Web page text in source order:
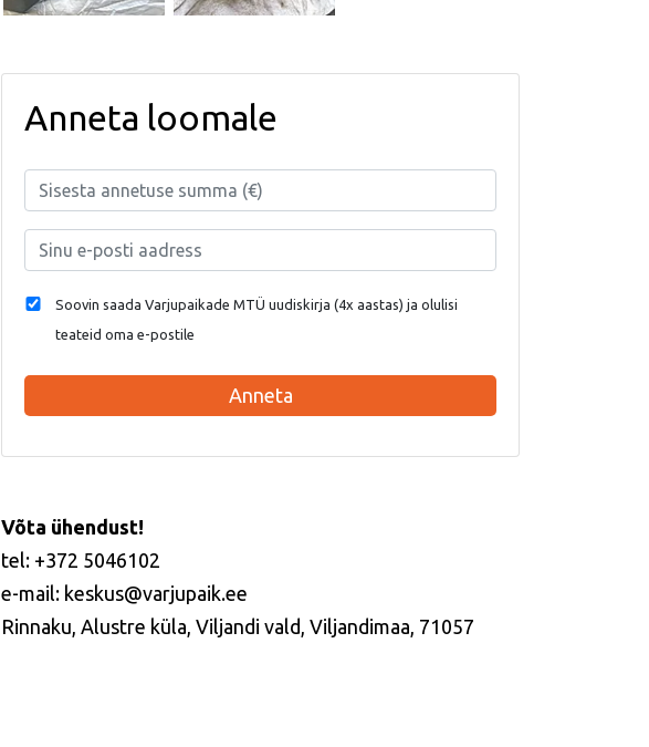
Anneta loomale
Soovin saada Varjupaikade MTÜ uudiskirja (4x aastas) ja olulisi
teateid oma e-postile
Anneta
Võta ühendust!
tel: +372 5046102
e-mail: keskus@varjupaik.ee
Rinnaku, Alustre küla, Viljandi vald, Viljandimaa, 71057